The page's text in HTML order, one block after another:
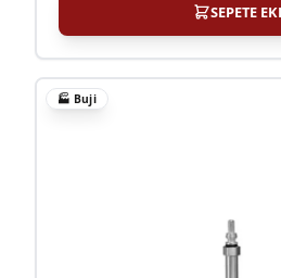
SEPETE
🏭 Buji